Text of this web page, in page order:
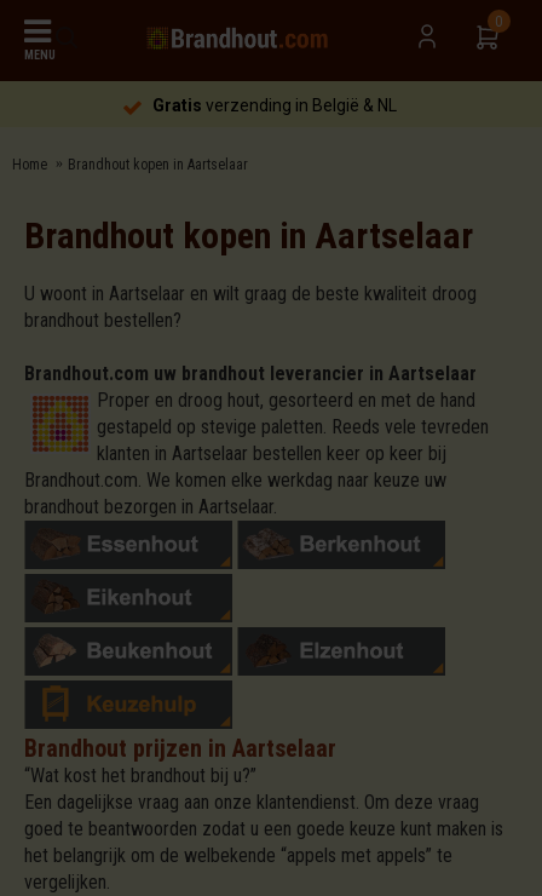
MENU
0
Gratis verzending in België & NL
Home Brandhout kopen in Aartselaar
Brandhout kopen in Aartselaar
U woont in Aartselaar en wilt graag de beste kwaliteit droog
brandhout bestellen?
Brandhout.com uw brandhout leverancier in Aartselaar
Proper en droog hout, gesorteerd en met de hand
gestapeld op stevige paletten. Reeds vele tevreden
klanten in Aartselaar bestellen keer op keer bij
Brandhout.com. We komen elke werkdag naar keuze uw
brandhout bezorgen in Aartselaar.
Brandhout prijzen in Aartselaar
“Wat kost het brandhout bij u?”
Een dagelijkse vraag aan onze klantendienst. Om deze vraag
goed te beantwoorden zodat u een goede keuze kunt maken is
het belangrijk om de welbekende “appels met appels” te
vergelijken.